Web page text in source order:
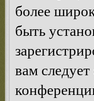
более
быть
вам